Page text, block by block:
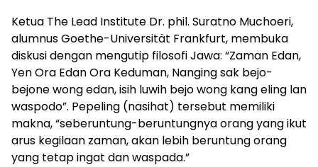
Ketua The Lead Institute Dr. phil. Suratno Muchoeri,
alumnus Goethe-Universität Frankfurt, membuka
diskusi dengan mengutip filosofi Jawa: “Zaman Edan,
Yen Ora Edan Ora Keduman, Nanging sak bejo-
bejone wong edan, isih luwih bejo wong kang eling lan
waspodo”. Pepeling (nasihat) tersebut memiliki
makna, “seberuntung-beruntungnya orang yang ikut
arus kegilaan zaman, akan lebih beruntung orang
yang tetap ingat dan waspada.”